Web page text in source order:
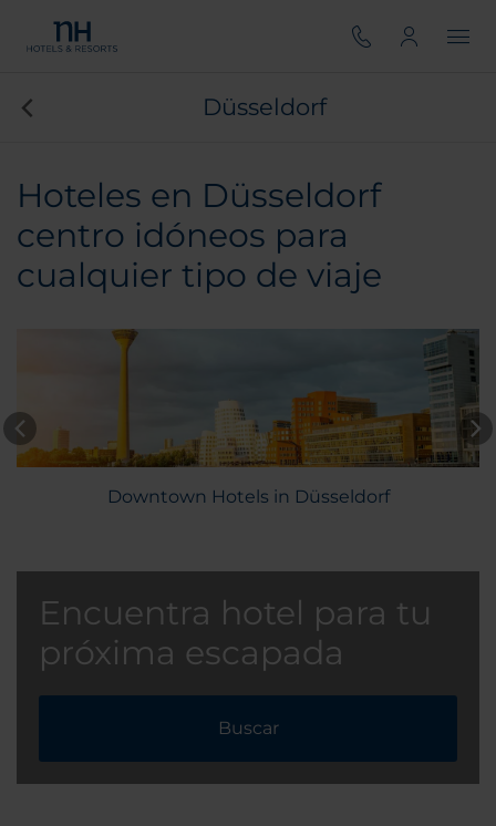
Düsseldorf
Hoteles en Düsseldorf
centro idóneos para
cualquier tipo de viaje
Downtown Hotels in Düsseldorf
Encuentra hotel para tu
próxima escapada
Buscar